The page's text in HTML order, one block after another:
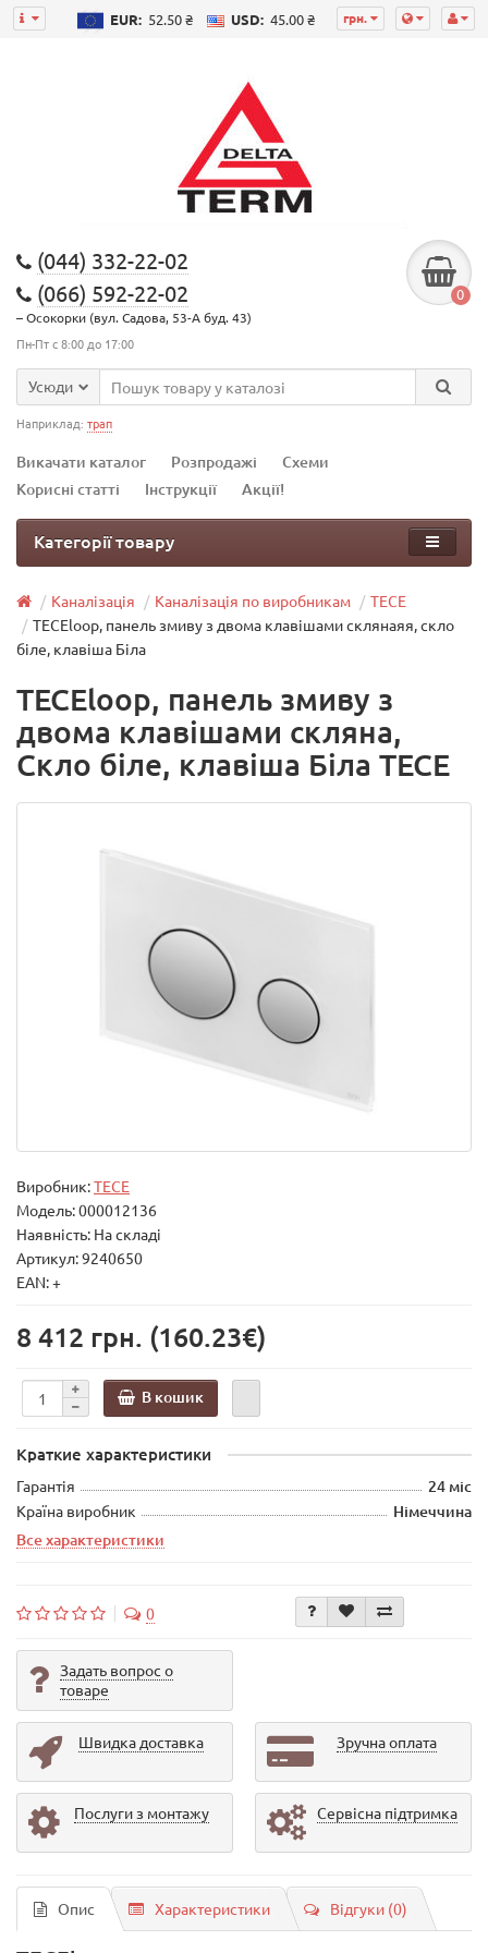
грн.
EUR: 52.50 ₴ USD: 45.00 ₴
(044) 332-22-02
(066) 592-22-02
– Осокорки (вул. Садова, 53-А буд. 43)
Пн-Пт с 8:00 до 17:00
0
Усюди
Наприклад: трап
Викачати каталог Розпродажі
Схеми
Корисні статті
Інструкції Акції!
Категорії товару
Каналізація Каналізація по виробникам
TECE
TECEloop, панель змиву з двома клавішами склянаяя, скло
біле, клавіша Біла
TECEloop, панель змиву з
двома клавішами скляна,
Скло біле, клавіша Біла TECE
Виробник:TECE
Модель:000012136
Наявність: На складі
Артикул: 9240650
EAN: +
8 412 грн. (160.23€)
В кошик
Краткие характеристики
Гарантія 24 міс
Країна виробник
Німеччина
Все характеристики
0
Задать вопрос о
товаре
Швидка доставка Зручна оплата
Послуги з монтажу Сервісна підтримка
Опис Характеристики Відгуки (0)